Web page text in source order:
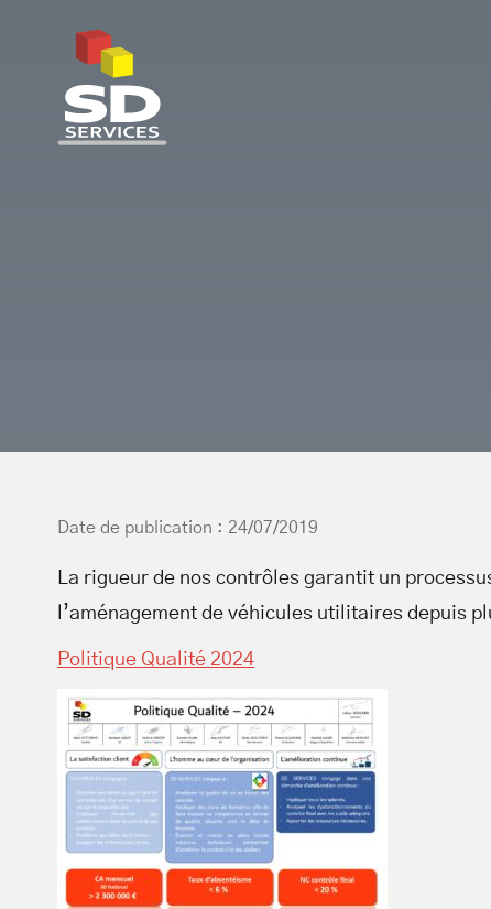
SD Services
Date de publication : 24/07/2019
La rigueur de nos contrôles garantit un
l’aménagement de véhicules utilitaires depuis
Politique Qualité 2024